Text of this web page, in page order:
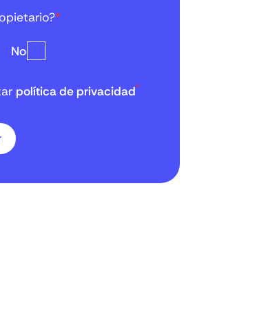
*
No
política de privacidad*